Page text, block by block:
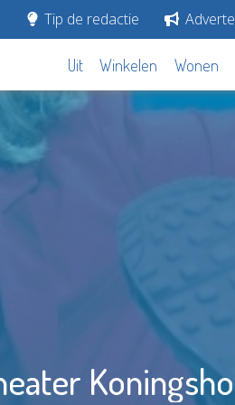
Tip de redactie
Uit Winkelen Wonen